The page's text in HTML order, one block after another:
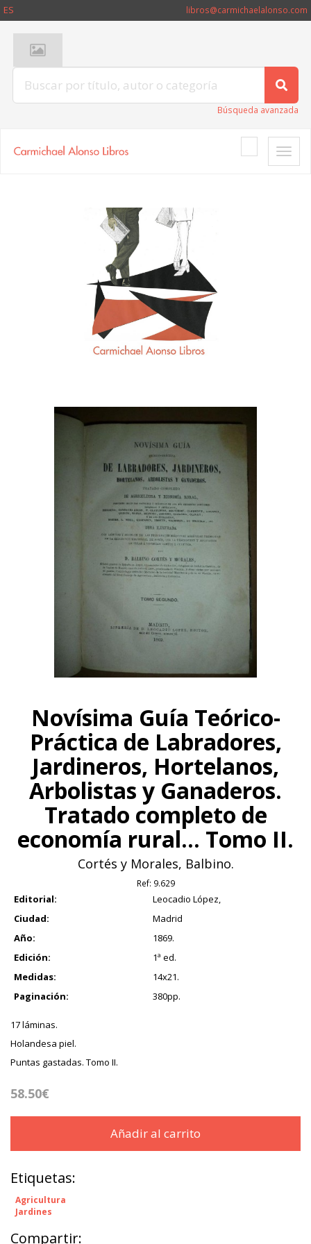
ES libros@carmichaelalonso.com
Búsqueda avanzada
Toggle
Novísima Guía Teórico-
Práctica de Labradores,
Jardineros, Hortelanos,
Arbolistas y Ganaderos.
Tratado completo de
economía rural... Tomo II.
Cortés y Morales, Balbino.
Ref: 9.629
Editorial:
Leocadio López,
Ciudad:
Madrid
Año:
1869.
Edición:
1ª ed.
Medidas:
14x21.
Paginación:
380pp.
17 láminas.
Holandesa piel.
Puntas gastadas. Tomo II.
58.50€
Añadir al carrito
Etiquetas:
Agricultura
Jardines
Compartir: